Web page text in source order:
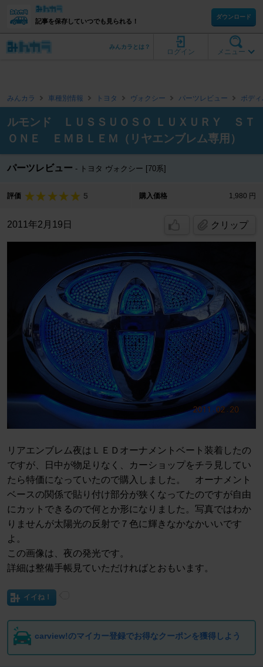
記事を保存していつでも見られる！
ダウンロード
メニュー
ログイン
みんカラとは？
みんカラ 車種別情報 トヨタ ヴォクシー パーツレビュー ボデ
ルモンド ＬＵＳＳＵＯＳＯ ＬＵＸＵＲＹ ＳＴ
ＯＮＥ ＥＭＢＬＥＭ（リヤエンブレム専用）
パーツレビュー トヨタ ヴォクシー [70系]
評価 5 購入価格 1,980 円
2011年2月19日 クリップ
リアエンブレム夜はＬＥＤオーナメントベート装着したの
ですが、日中が物足りなく、カーショップをチラ見してい
たら特価になっていたので購入しました。 オーナメント
ベースの関係で貼り付け部分が狭くなってたのですが自由
にカットできるので何とか形になりました。写真ではわか
りませんが太陽光の反射で７色に輝きなかなかいいです
よ。
この画像は、夜の発光です。
詳細は整備手帳見ていただければとおもいます。
イイね！
carview!のマイカー登録でお得なクーポンを獲得しよう